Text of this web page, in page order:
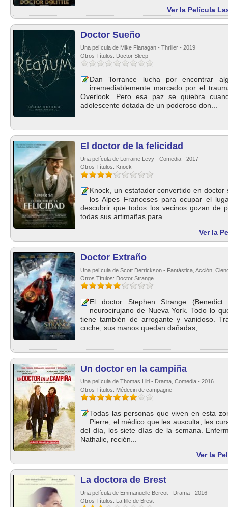
Ver la Película
Doctor Sueño
Una película de Mike Flanagan - Thriller - 2019
Otros Títulos: Doctor Sleep
Dan Torrance lucha por encontrar
irremediablemente marcado por el
Overlook. Pero esa paz se quiebra
adolescente dotada de un poderoso don...
El doctor de la felicidad
Una película de Lorraine Levy - Comedia - 2017
Otros Títulos: Knock
Knock, un estafador convertido en
los Alpes Franceses para ocupar el
descubrir que todos los vecinos gozan de
todas sus artimañas para...
Ver la
Doctor Extraño
Una película de Scott Derrickson - Fantástica, Acción,
Otros Títulos: Doctor Strange
El doctor Stephen Strange
neurocirujano de Nueva York. Todo lo
tiene también de arrogante y vanidoso.
coche, sus manos quedan dañadas,...
Un doctor en la campiña
Una película de Thomas Lilti - Drama, Comedia - 2016
Otros Títulos: Médecin de campagne
Todas las personas que viven en esta
Pierre, el médico que les ausculta, les
del día, los siete días de la semana.
Nathalie, recién...
Ver la
La doctora de Brest
Una película de Emmanuelle Bercot - Drama - 2016
Otros Títulos: La fille de Brest